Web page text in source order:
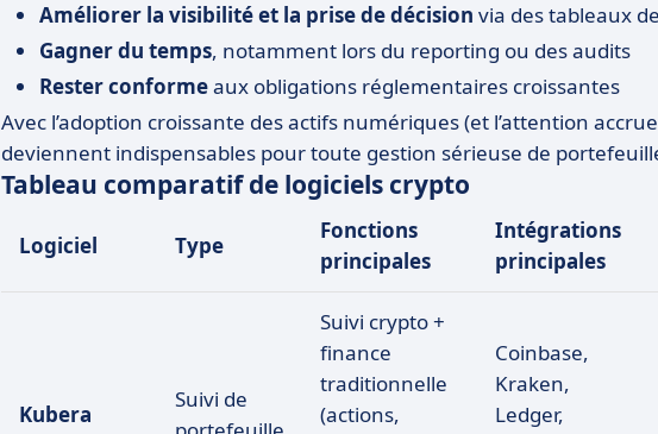
Améliorer la visibilité et la prise de décision via des tableaux
Gagner du temps, notamment lors du reporting ou des audits
Rester conformeaux obligations réglementaires croissantes
Avec l’adoption croissante des actifs numériques (et l’attention
deviennent indispensables pour toute gestion sérieuse de
Tableau comparatif de logiciels crypto
Logiciel Type
Fonctions
principales
Intégrations
principales
Kubera
Suivi de
Suivi crypto +
finance
traditionnelle
(actions,
Coinbase,
Kraken,
Ledger,